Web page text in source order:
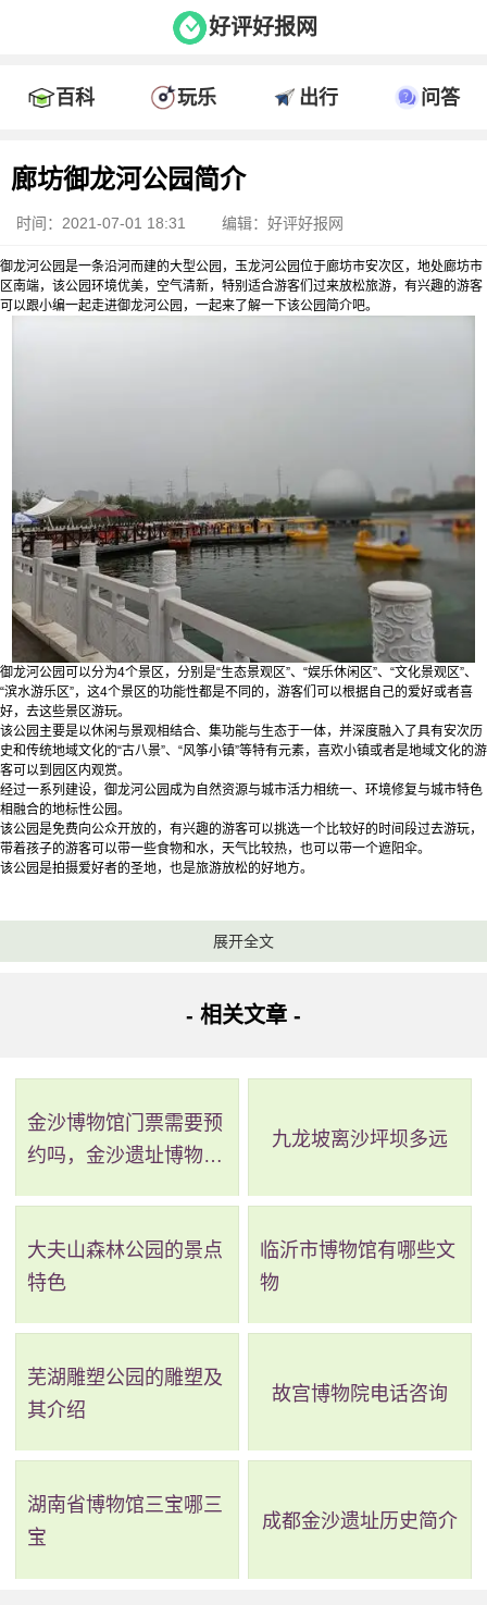
好评好报网
百科 玩乐 出行 问答
廊坊御龙河公园简介
时间：2021-07-01 18:31 编辑：好评好报网
御龙河公园是一条沿河而建的大型公园，玉龙河公园位于廊坊市安次区，地处廊坊市
区南端，该公园环境优美，空气清新，特别适合游客们过来放松旅游，有兴趣的游客
可以跟小编一起走进御龙河公园，一起来了解一下该公园简介吧。
御龙河公园可以分为4个景区，分别是“生态景观区”、“娱乐休闲区”、“文化景观区”、
“滨水游乐区”，这4个景区的功能性都是不同的，游客们可以根据自己的爱好或者喜
好，去这些景区游玩。
该公园主要是以休闲与景观相结合、集功能与生态于一体，并深度融入了具有安次历
史和传统地域文化的“古八景”、“风筝小镇”等特有元素，喜欢小镇或者是地域文化的游
客可以到园区内观赏。
经过一系列建设，御龙河公园成为自然资源与城市活力相统一、环境修复与城市特色
相融合的地标性公园。
该公园是免费向公众开放的，有兴趣的游客可以挑选一个比较好的时间段过去游玩，
带着孩子的游客可以带一些食物和水，天气比较热，也可以带一个遮阳伞。
该公园是拍摄爱好者的圣地，也是旅游放松的好地方。
展开全文
- 相关文章 -
金沙博物馆门票需要预
约吗，金沙遗址博物馆
九龙坡离沙坪坝多远
大夫山森林公园的景点
特色
临沂市博物馆有哪些文
物
芜湖雕塑公园的雕塑及
其介绍
故宫博物院电话咨询
湖南省博物馆三宝哪三
宝
成都金沙遗址历史简介